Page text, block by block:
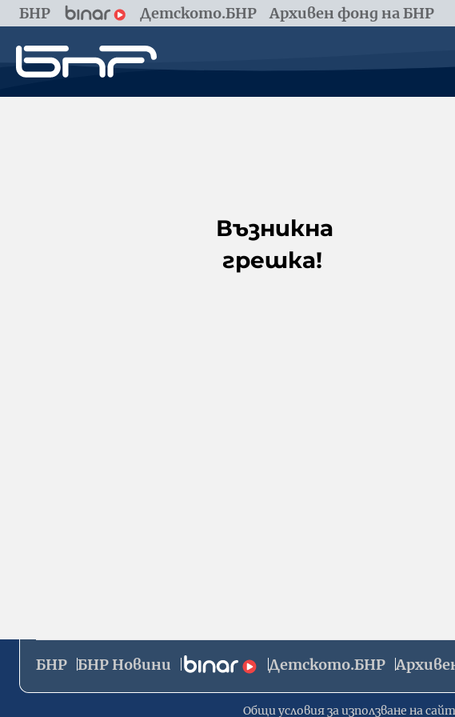
БНР Детското.БНР Архивен фонд на БНР
Възникна
грешка!
БНР БНР Новини Детското.БНР
Общи условия за използване на